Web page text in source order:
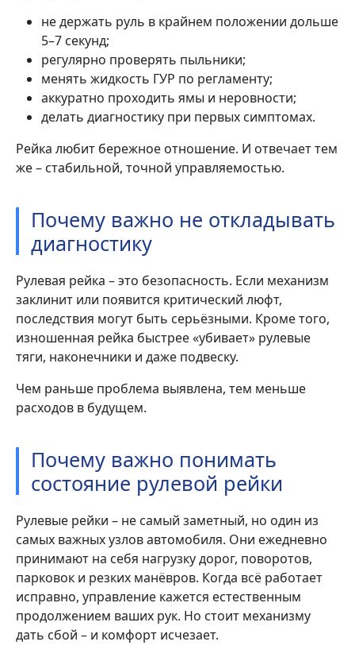
не держать руль в крайнем положении дольше
5–7 секунд;
регулярно проверять пыльники;
менять жидкость ГУР по регламенту;
аккуратно проходить ямы и неровности;
делать диагностику при первых симптомах.
Рейка любит бережное отношение. И отвечает тем
же – стабильной, точной управляемостью.
Почему важно не откладывать
диагностику
Рулевая рейка – это безопасность. Если механизм
заклинит или появится критический люфт,
последствия могут быть серьёзными. Кроме того,
изношенная рейка быстрее «убивает» рулевые
тяги, наконечники и даже подвеску.
Чем раньше проблема выявлена, тем меньше
расходов в будущем.
Почему важно понимать
состояние рулевой рейки
Рулевые рейки – не самый заметный, но один из
самых важных узлов автомобиля. Они ежедневно
принимают на себя нагрузку дорог, поворотов,
парковок и резких манёвров. Когда всё работает
исправно, управление кажется естественным
продолжением ваших рук. Но стоит механизму
дать сбой – и комфорт исчезает.